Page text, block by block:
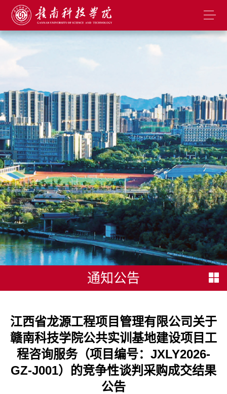
通知公告
江西省龙源工程项目管理有限公司关于
赣南科技学院公共实训基地建设项目工
程咨询服务（项目编号：JXLY2026-
GZ-J001）的竞争性谈判采购成交结果
公告